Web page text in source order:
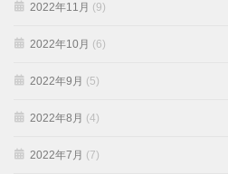
2022年11月 (9)
2022年10月 (6)
2022年9月 (5)
2022年8月 (4)
2022年7月 (7)